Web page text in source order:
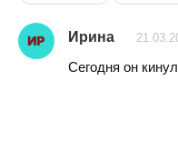
Ирина
Сегодня он